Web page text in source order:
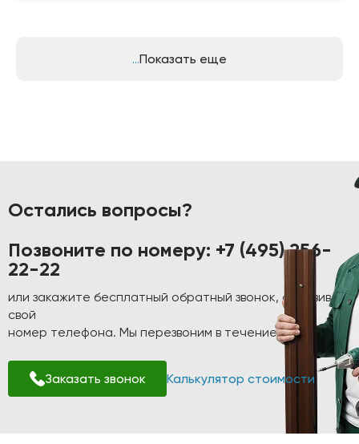
Показать еще
Остались вопросы?
Позвоните по номеру: +7 (495) 256-
22-22
или закажите бесплатный обратный звонок, оставив
свой
номер телефона. Мы перезвоним в течение 1-2 минут!
Заказать звонок Калькулятор стоимости